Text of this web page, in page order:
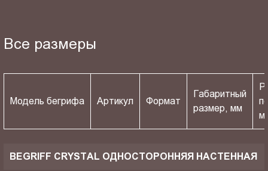
Все размеры
Модель бегрифа Артикул Формат
Габаритный
размер, мм
BEGRIFF CRYSTAL ОДНОСТОРОННЯЯ НАСТЕННАЯ